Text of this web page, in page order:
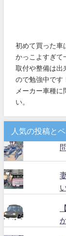
初めて買った車
かっこよすぎて
取付や整備は出
ので勉強中です
メーカー車種
い。
人気の投稿と